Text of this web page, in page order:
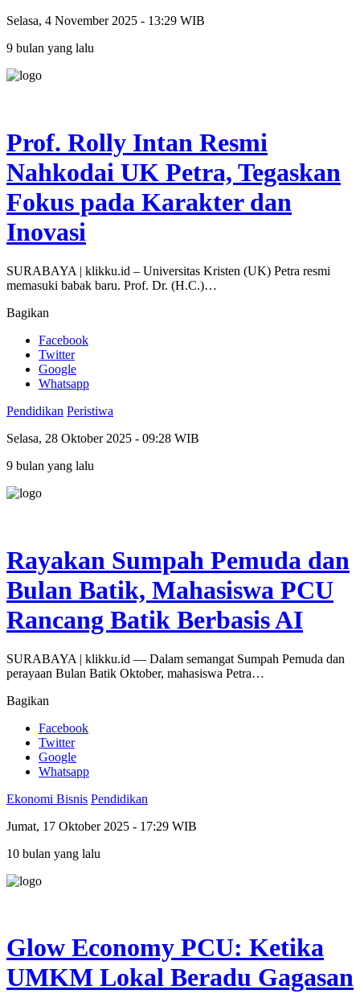
Selasa, 4 November 2025 - 13:29 WIB
9 bulan yang lalu
Prof. Rolly Intan Resmi
Nahkodai UK Petra, Tegaskan
Fokus pada Karakter dan
Inovasi
SURABAYA | klikku.id – Universitas Kristen (UK) Petra resmi
memasuki babak baru. Prof. Dr. (H.C.)…
Bagikan
Facebook
Twitter
Google
Whatsapp
Pendidikan Peristiwa
Selasa, 28 Oktober 2025 - 09:28 WIB
9 bulan yang lalu
Rayakan Sumpah Pemuda dan
Bulan Batik, Mahasiswa PCU
Rancang Batik Berbasis AI
SURABAYA | klikku.id — Dalam semangat Sumpah Pemuda dan
perayaan Bulan Batik Oktober, mahasiswa Petra…
Bagikan
Facebook
Twitter
Google
Whatsapp
Ekonomi Bisnis Pendidikan
Jumat, 17 Oktober 2025 - 17:29 WIB
10 bulan yang lalu
Glow Economy PCU: Ketika
UMKM Lokal Beradu Gagasan